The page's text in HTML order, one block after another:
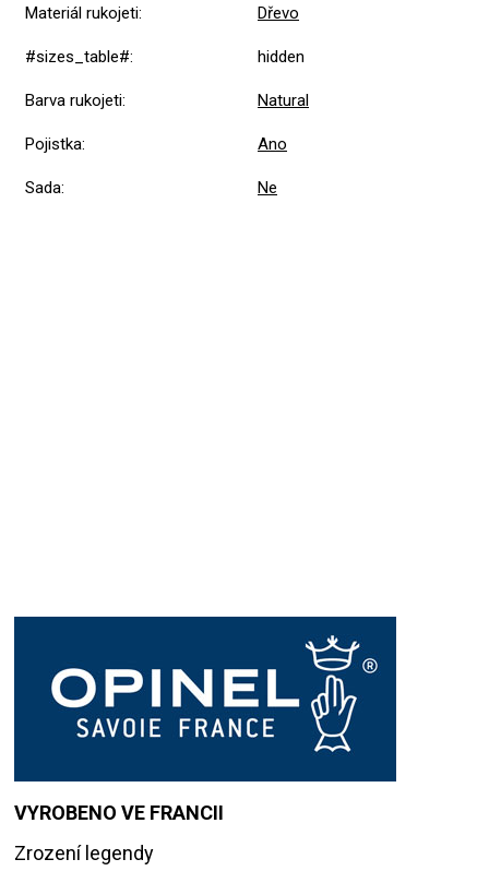
Materiál rukojeti: Dřevo
#sizes_table#: hidden
Barva rukojeti: Natural
Pojistka: Ano
Sada: Ne
VYROBENO VE FRANCII
Zrození legendy